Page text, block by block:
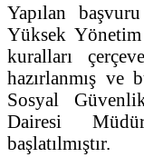
Yapılan
Yüksek Yönetim
kuralları
hazırlanmış ve
Sosyal
Dairesi
başlatılmıştır.